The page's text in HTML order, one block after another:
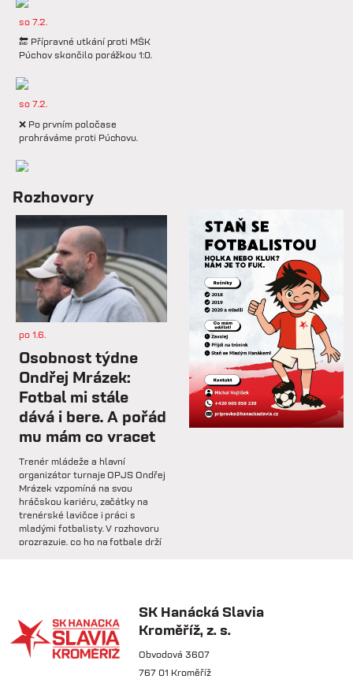
so 7.2.
🔚 Přípravné utkání proti MŠK
Púchov skončilo porážkou 1:0.
so 7.2.
❌ Po prvním poločase
prohráváme proti Púchovu.
📋 Proti Púchovu nastoupíme v
této základní sestavě.
so 7.2.
⚽️ DNES HRAJÍ HANÁCI 🔴⚪️V
dalším přípravném utkání...
st 4.2.
Hlavní trenér Lukáš Kříž v
rozhovoru hodnotí dosavadní
průběh zimní...
so 31.1.
🅱️ Prohra proti rezervě Gorniku
Zabrze.
so 31.1.
🅱️ DNES HRAJÍ HANÁCI 🔴⚪️Dnes
🏆 VÍTĚZOVÉ ZIMNÍ TIPSPORT
LIGY! 🏆SK Hanácká Slavia
Kroměříž...
Rozhovory
po 1.6.
Osobnost týdne
Ondřej Mrázek:
Fotbal mi stále
dává i bere. A pořád
mu mám co vracet
Trenér mládeže a hlavní
organizátor turnaje OPJS Ondřej
Mrázek vzpomíná na svou
hráčskou kariéru, začátky na
trenérské lavičce i práci s
mladými fotbalisty. V rozhovoru
prozrazuje, co ho na fotbale drží
SK Hanácká Slavia
Kroměříž, z. s.
Obvodová 3607
767 01 Kroměříž